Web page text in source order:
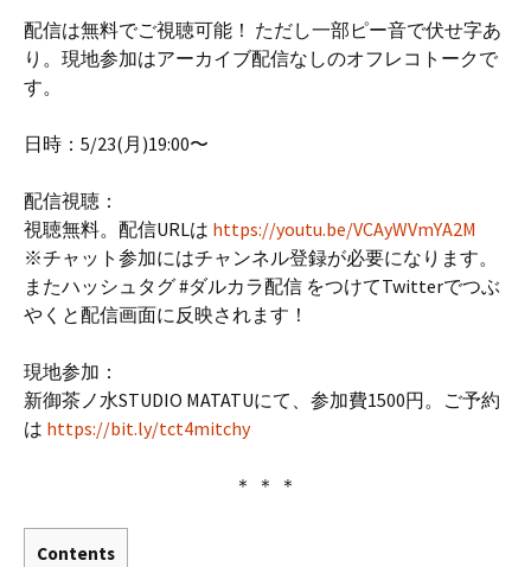
配信は無料でご視聴可能！ ただし一部ピー音で伏せ字あ
り。現地参加はアーカイブ配信なしのオフレコトークで
す。
日時：5/23(月)19:00〜
配信視聴：
視聴無料。配信URLは https://youtu.be/VCAyWVmYA2M
※チャット参加にはチャンネル登録が必要になります。
またハッシュタグ #ダルカラ配信 をつけてTwitterでつぶ
やくと配信画面に反映されます！
現地参加：
新御茶ノ水STUDIO MATATUにて、参加費1500円。ご予約
は https://bit.ly/tct4mitchy
＊ ＊ ＊
Contents